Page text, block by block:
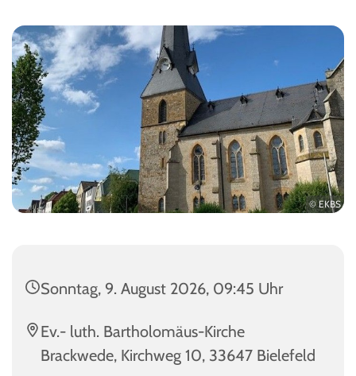
© EKBS
Sonntag, 9. August 2026, 09:45 Uhr
Ev.- luth. Bartholomäus-Kirche
Brackwede, Kirchweg 10, 33647 Bielefeld